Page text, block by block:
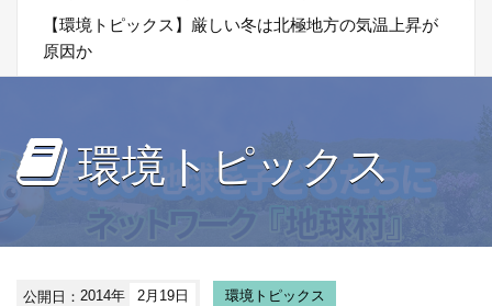
【環境トピックス】厳しい冬は北極地方の気温上昇が
原因か
環境トピックス
公開日：2014年 2月19日 環境トピックス